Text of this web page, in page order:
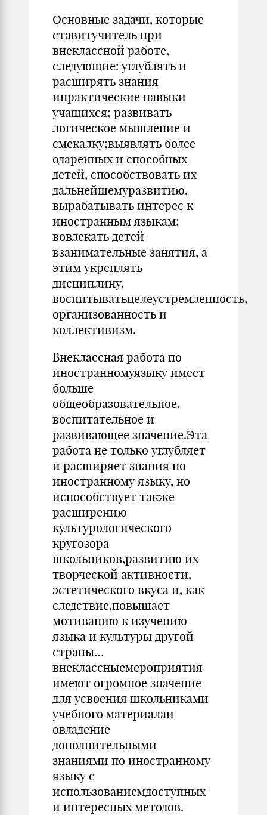
Основные задачи, которые
ставитучитель при
внеклассной работе,
следующие: углублять и
расширять знания
ипрактические навыки
учащихся; развивать
логическое мышление и
смекалку;выявлять более
одаренных и способных
детей, способствовать их
дальнейшемуразвитию,
вырабатывать интерес к
иностранным языкам;
вовлекать детей
взанимательные занятия, а
этим укреплять
дисциплину,
воспитыватьцелеустремленность,
организованность и
коллективизм.
Внеклассная работа по
иностранномуязыку имеет
больше
общеобразовательное,
воспитательное и
развивающее значение.Эта
работа не только углубляет
и расширяет знания по
иностранному языку, но
испособствует также
расширению
культурологического
кругозора
школьников,развитию их
творческой активности,
эстетического вкуса и, как
следствие,повышает
мотивацию к изучению
языка и культуры другой
страны…
внеклассныемероприятия
имеют огромное значение
для усвоения школьниками
учебного материалаи
овладение
дополнительными
знаниями по иностранному
языку с
использованиемдоступных
и интересных методов.